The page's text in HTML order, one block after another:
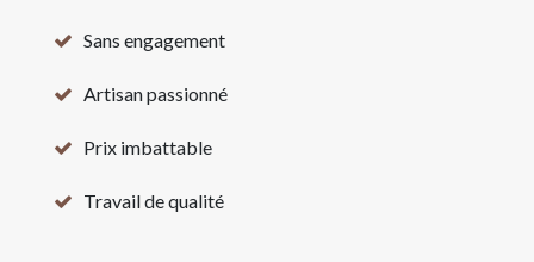
Sans engagement
Artisan passionné
Prix imbattable
Travail de qualité